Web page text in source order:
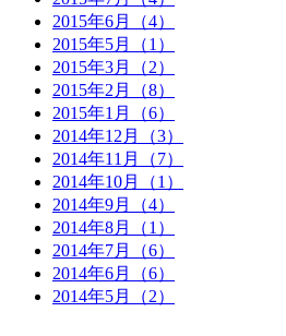
2015年6月（4）
2015年5月（1）
2015年3月（2）
2015年2月（8）
2015年1月（6）
2014年12月（3）
2014年11月（7）
2014年10月（1）
2014年9月（4）
2014年8月（1）
2014年7月（6）
2014年6月（6）
2014年5月（2）